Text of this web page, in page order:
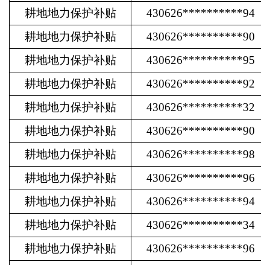
耕地地力保护补贴
430626**********94
耕地地力保护补贴
430626**********90
耕地地力保护补贴
430626**********95
耕地地力保护补贴
430626**********92
耕地地力保护补贴
430626**********32
耕地地力保护补贴
430626**********90
耕地地力保护补贴
430626**********98
耕地地力保护补贴
430626**********96
耕地地力保护补贴
430626**********94
耕地地力保护补贴
430626**********34
耕地地力保护补贴
430626**********96